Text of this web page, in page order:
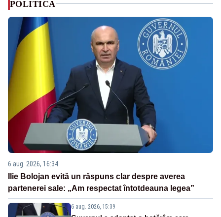
POLITICA
6 aug. 2026, 16:34
Ilie Bolojan evită un răspuns clar despre averea
partenerei sale: „Am respectat întotdeauna legea”
6 aug. 2026, 15:39